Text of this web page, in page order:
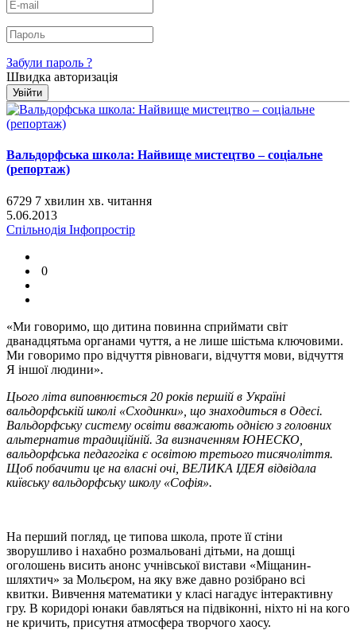
Забули пароль ?
Швидка авторизація
Увійти
Вальдорфська школа: Найвище мистецтво – соціальне
(репортаж)
6729 7 хвилин хв. читання
5.06.2013
Спільнодія Інфопростір
0
«Ми говоримо, що дитина повинна сприймати світ
дванадцятьма органами чуття, а не лише шістьма ключовими.
Ми говоримо про відчуття рівноваги, відчуття мови, відчуття
Я іншої людини».
Цього літа виповнюється 20 років першій в Україні
вальдорфській школі «Сходинки», що знаходиться в Одесі.
Вальдорфську систему освіти вважають однією з головних
альтернатив традиційній. За визначенням ЮНЕСКО,
вальдорфська педагогіка є освітою третього тисячоліття.
Щоб побачити це на власні очі, ВЕЛИКА ІДЕЯ відвідала
київську вальдорфську школу «Софія».
На перший погляд, це типова школа, проте її стіни
зворушливо і нахабно розмальовані дітьми, на дошці
оголошень висить анонс учнівської вистави «Міщанин-
шляхтич» за Мольєром, на яку вже давно розібрано всі
квитки. Вивчення математики у класі нагадує інтерактивну
гру. В коридорі юнаки бавляться на підвіконні, ніхто ні на кого
не кричить, присутня атмосфера творчого хаосу.